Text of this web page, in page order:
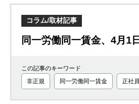
コラム/取材記事
同一労働同一賃金、4月1
この記事のキーワード
非正規
同一労働同一賃金 正社員